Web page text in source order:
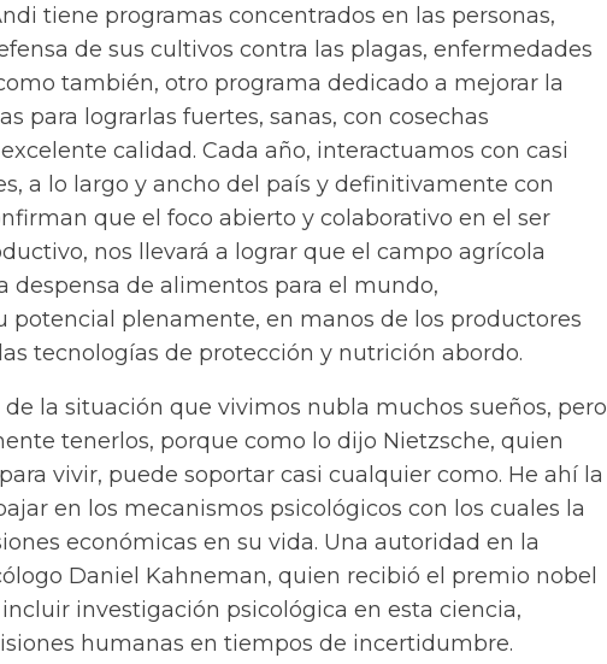
tiene programas concentrados en las personas,
de sus cultivos contra las plagas, enfermedades
también, otro programa dedicado a mejorar la
para lograrlas fuertes, sanas, con cosechas
calidad. Cada año, interactuamos con casi
a lo largo y ancho del país y definitivamente con
que el foco abierto y colaborativo en el ser
nos llevará a lograr que el campo agrícola
despensa de alimentos para el mundo,
potencial plenamente, en manos de los productores
tecnologías de protección y nutrición abordo.
la situación que vivimos nubla muchos sueños, pero
tenerlos, porque como lo dijo Nietzsche, quien
vivir, puede soportar casi cualquier como. He ahí la
en los mecanismos psicológicos con los cuales la
económicas en su vida. Una autoridad en la
Daniel Kahneman, quien recibió el premio nobel
investigación psicológica en esta ciencia,
humanas en tiempos de incertidumbre.